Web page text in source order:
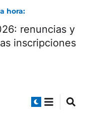
hora:
renuncias y
inscripciones